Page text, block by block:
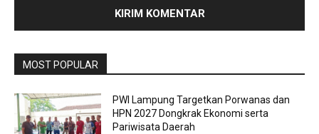
MOST POPULAR
PWI Lampung Targetkan Porwanas dan
HPN 2027 Dongkrak Ekonomi serta
Pariwisata Daerah